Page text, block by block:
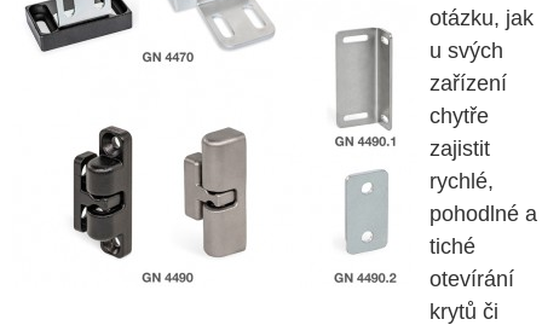
otázku, jak
u svých
zařízení
chytře
zajistit
rychlé,
pohodlné a
tiché
otevírání
krytů či